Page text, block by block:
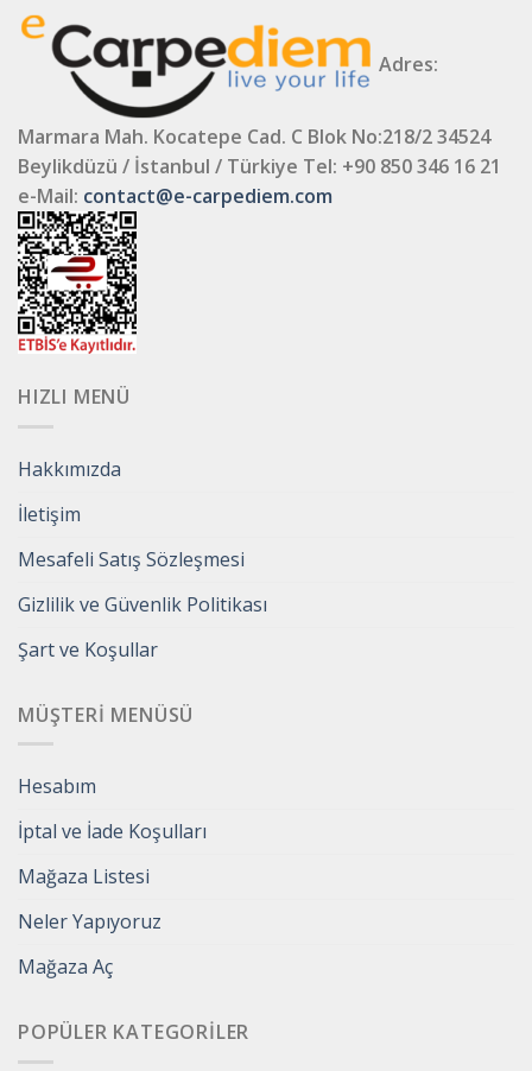
Adres:
Marmara Mah. Kocatepe Cad. C Blok No:218/2 34524
Beylikdüzü / İstanbul / Türkiye Tel: +90 850 346 16 21
e-Mail: contact@e-carpediem.com
HIZLI MENÜ
Hakkımızda
İletişim
Mesafeli Satış Sözleşmesi
Gizlilik ve Güvenlik Politikası
Şart ve Koşullar
MÜŞTERI MENÜSÜ
Hesabım
İptal ve İade Koşulları
Mağaza Listesi
Neler Yapıyoruz
Mağaza Aç
POPÜLER KATEGORILER